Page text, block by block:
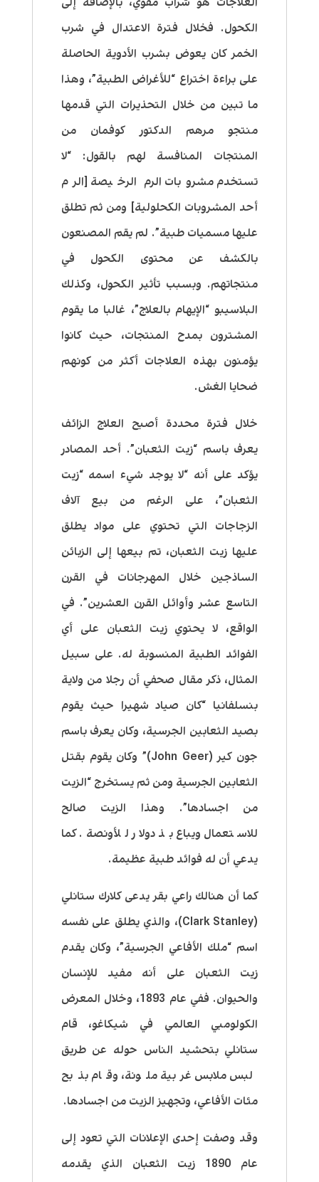
الكحول. فخلال فترة الاعتدال في شرب
الخمر كان يعوض بشرب الأدوية الحاصلة
على براءة اختراع “للأغراض الطبية”، وهذا
ما تبين من خلال التحذيرات التي قدمها
منتجو مرهم الدكتور كوفمان من
المنتجات المنافسة لهم بالقول: “لا
تستخدم مشروبات الرم الرخيصة [الرم
أحد المشروبات الكحلولية] ومن ثم تطلق
عليها مسميات طبية”. لم يقم المصنعون
بالكشف عن محتوى الكحول في
منتجاتهم. وبسبب تأثير الكحول، وكذلك
البلاسيبو “الإيهام بالعلاج”، غالبا ما يقوم
المشترون بمدح المنتجات، حيث كانوا
يؤمنون بهذه العلاجات أكثر من كونهم
ضحايا الغش.
خلال فترة محددة أصبح العلاج الزائف
يعرف باسم “زيت الثعبان”. أحد المصادر
يؤكد على أنه “لا يوجد شيء اسمه “زيت
الثعبان”، على الرغم من بيع آلاف
الزجاجات التي تحتوي على مواد يطلق
عليها زيت الثعبان، تم بيعها إلى الزبائن
الساذجين خلال المهرجانات في القرن
التاسع عشر وأوائل القرن العشرين”. في
الواقع، لا يحتوي زيت الثعبان على أي
الفوائد الطبية المنسوبة له. على سبيل
المثال، ذكر مقال صحفي أن رجلا من ولاية
بنسلفانيا “كان صياد شهيرا حيث يقوم
بصيد الثعابين الجرسية، وكان يعرف باسم
جون كير (John Geer)” وكان يقوم بقتل
الثعابين الجرسية ومن ثم يستخرج “الزيت
من اجسادها”. وهذا الزيت صالح
للاستعمال ويباع بذ دولار للأونصة. كما
يدعي أن له فوائد طبية عظيمة.
كما أن هنالك راعي بقر يدعى كلارك ستانلي
(Clark Stanley)، والذي يطلق على نفسه
اسم “ملك الأفاعي الجرسية”، وكان يقدم
زيت الثعبان على أنه مفيد للإنسان
والحيوان. ففي عام 1893، وخلال المعرض
الكولومبي العالمي في شيكاغو، قام
ستانلي بتحشيد الناس حوله عن طريق
لبس ملابس غربية ملونة، وقام بذبح
مئات الأفاعي، وتجهيز الزيت من اجسادها.
وقد وصفت إحدى الإعلانات التي تعود إلى
عام 1890 زيت الثعبان الذي يقدمه